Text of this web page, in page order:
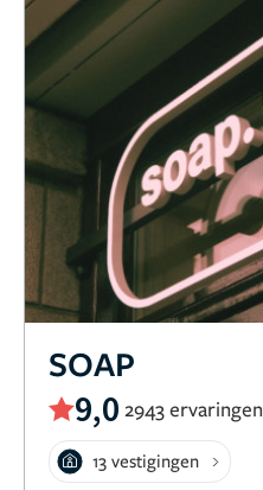
SOAP
9,0 2943 ervaringen
13 vestigingen